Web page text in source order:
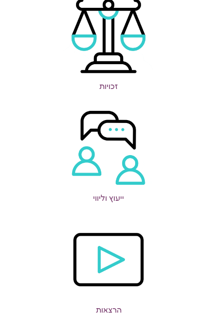
זכויות
ייעוץ וליווי
הרצאות